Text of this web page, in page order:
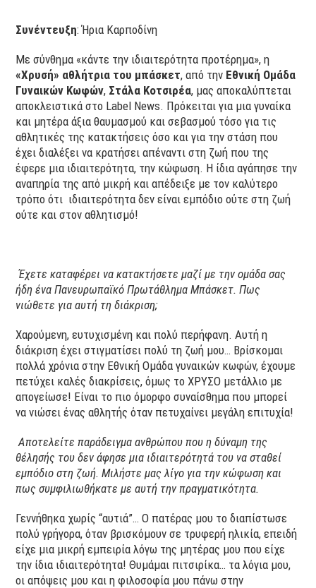
Συνέντευξη: Ήρια Καρποδίνη
Με σύνθημα «κάντε την ιδιαιτερότητα προτέρημα», η
«Χρυσή» αθλήτρια του μπάσκετ, από την Εθνική Ομάδα
Γυναικών Κωφών, Στάλα Κοτσιρέα, μας αποκαλύπτεται
αποκλειστικά στο Label News. Πρόκειται για μια γυναίκα
και μητέρα άξια θαυμασμού και σεβασμού τόσο για τις
αθλητικές της κατακτήσεις όσο και για την στάση που
έχει διαλέξει να κρατήσει απέναντι στη ζωή που της
έφερε μια ιδιαιτερότητα, την κώφωση. Η ίδια αγάπησε την
αναπηρία της από μικρή και απέδειξε με τον καλύτερο
τρόπο ότι ιδιαιτερότητα δεν είναι εμπόδιο ούτε στη ζωή
ούτε και στον αθλητισμό!
Έχετε καταφέρει να κατακτήσετε μαζί με την ομάδα σας
ήδη ένα Πανευρωπαϊκό Πρωτάθλημα Μπάσκετ. Πως
νιώθετε για αυτή τη διάκριση;
Χαρούμενη, ευτυχισμένη και πολύ περήφανη. Αυτή η
διάκριση έχει στιγματίσει πολύ τη ζωή μου… Βρίσκομαι
πολλά χρόνια στην Εθνική Ομάδα γυναικών κωφών, έχουμε
πετύχει καλές διακρίσεις, όμως το ΧΡΥΣΟ μετάλλιο με
απογείωσε! Είναι το πιο όμορφο συναίσθημα που μπορεί
να νιώσει ένας αθλητής όταν πετυχαίνει μεγάλη επιτυχία!
Αποτελείτε παράδειγμα ανθρώπου που η δύναμη της
θέλησής του δεν άφησε μια ιδιαιτερότητά του να σταθεί
εμπόδιο στη ζωή. Μιλήστε μας λίγο για την κώφωση και
πως συμφιλιωθήκατε με αυτή την πραγματικότητα.
Γεννήθηκα χωρίς “αυτιά”… Ο πατέρας μου το διαπίστωσε
πολύ γρήγορα, όταν βρισκόμουν σε τρυφερή ηλικία, επειδή
είχε μια μικρή εμπειρία λόγω της μητέρας μου που είχε
την ίδια ιδιαιτερότητα! Θυμάμαι πιτσιρίκα… τα λόγια μου,
οι απόψεις μου και η φιλοσοφία μου πάνω στην